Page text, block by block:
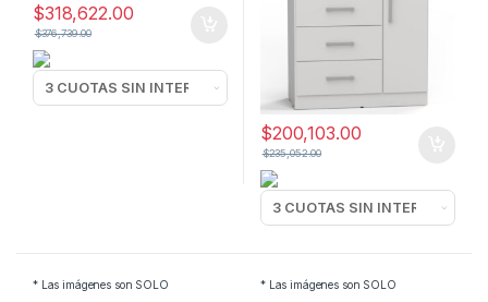
$318,622.00
$376,739.00
$200,103.00
$235,052.00
* Las imágenes son SOLO
* Las imágenes son SOLO